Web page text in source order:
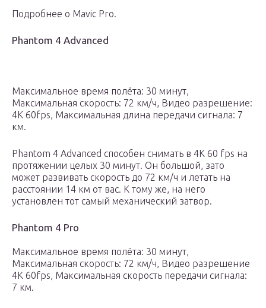
Подробнее о Mavic Pro.
Phantom 4 Advanced
Максимальное время полёта: 30 минут,
Максимальная скорость: 72 км/ч, Видео разрешение:
4K 60fps, Максимальная длина передачи сигнала: 7
км.
Phantom 4 Advanced способен снимать в 4К 60 fps на
протяжении целых 30 минут. Он большой, зато
может развивать скорость до 72 км/ч и летать на
расстоянии 14 км от вас. К тому же, на него
установлен тот самый механический затвор.
Phantom 4 Pro
Максимальное время полёта: 30 минут,
Максимальная скорость: 72 км/ч, Видео разрешение
4K 60fps, Максимальная скорость передачи сигнала:
7 км.